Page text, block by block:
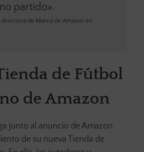
partido».
de Marca de Amazon en
de Fútbol
de Amazon
junto al anuncio de Amazon
de su nueva Tienda de